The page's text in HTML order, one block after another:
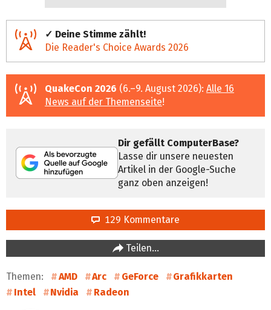
✓ Deine Stimme zählt!
Die Reader's Choice Awards 2026
QuakeCon 2026 (6.–9. August 2026): Alle 16
News auf der Themenseite!
Dir gefällt ComputerBase?
Lasse dir unsere neuesten
Artikel in der Google-Suche
ganz oben anzeigen!
129 Kommentare
Teilen…
Themen: AMD Arc GeForce
Grafikkarten
Intel
Nvidia Radeon